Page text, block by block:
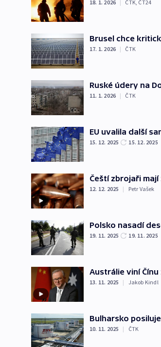
18. 1. 2026 | ČTK, ČT24
Brusel chce
17. 1. 2026 | ČTK
Ruské údery na
11. 1. 2026 | ČTK
EU uvalila další
15. 12. 2025 15. 12. 2025
Čeští zbrojaři
12. 12. 2025 | Petr Vašek
Polsko nasadí
19. 11. 2025 19. 11. 2025
Austrálie viní
13. 11. 2025 | Jakob Kindl
Bulharsko
10. 11. 2025 | ČTK